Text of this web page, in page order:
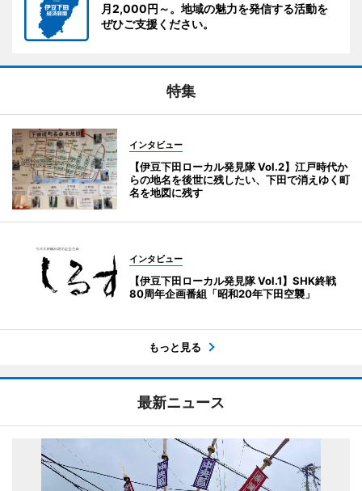
月2,000円～。地域の魅力を発信する活動を
ぜひご支援ください。
特集
インタビュー
【伊豆下田ローカル発見隊 Vol.2】江戸時代か
らの地名を後世に残したい、下田で消えゆく町
名を地図に残す
インタビュー
【伊豆下田ローカル発見隊 Vol.1】SHK終戦
80周年企画番組「昭和20年下田空襲」
もっと見る
最新ニュース